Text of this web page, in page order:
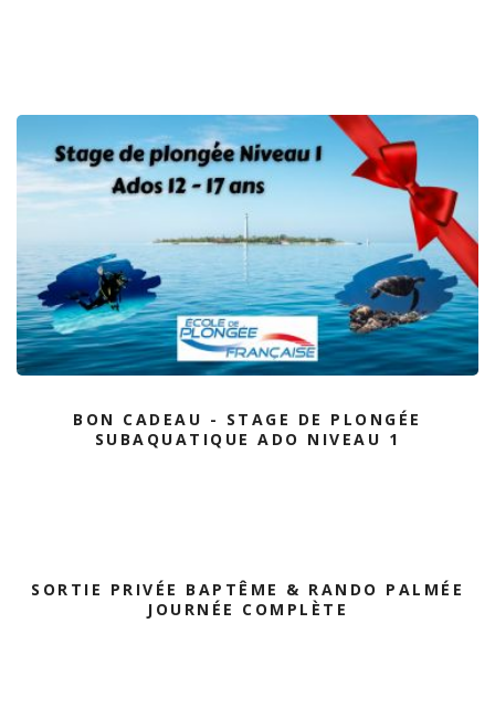
BON CADEAU - STAGE DE PLONGÉE
SUBAQUATIQUE ADO NIVEAU 1
SORTIE PRIVÉE BAPTÊME & RANDO PALMÉE
JOURNÉE COMPLÈTE